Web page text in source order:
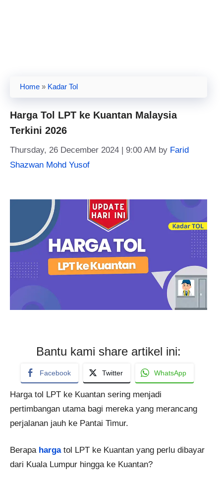
Home » Kadar Tol
Harga Tol LPT ke Kuantan Malaysia
Terkini 2026
Thursday, 26 December 2024 | 9:00 AM by Farid
Shazwan Mohd Yusof
Bantu kami share artikel ini:
Facebook Twitter WhatsApp
Harga tol LPT ke Kuantan sering menjadi
pertimbangan utama bagi mereka yang merancang
perjalanan jauh ke Pantai Timur.
Berapa hargatol LPT ke Kuantan yang perlu dibayar
dari Kuala Lumpur hingga ke Kuantan?